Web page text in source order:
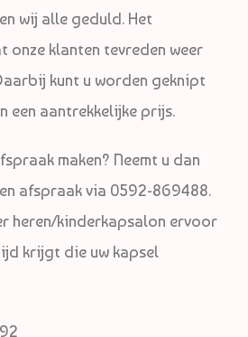
wij alle geduld. Het
onze klanten tevreden weer
kunt u worden geknipt
een aantrekkelijke prijs.
maken? Neemt u dan
afspraak via 0592-869488.
heren/kinderkapsalon ervoor
krijgt die uw kapsel